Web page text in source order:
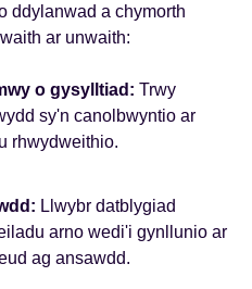
ddylanwad a chymorth
ar unwaith:
o gysylltiad: Trwy
sy'n canolbwyntio ar
rhwydweithio.
Llwybr datblygiad
arno wedi'i gynllunio ar
ag ansawdd.